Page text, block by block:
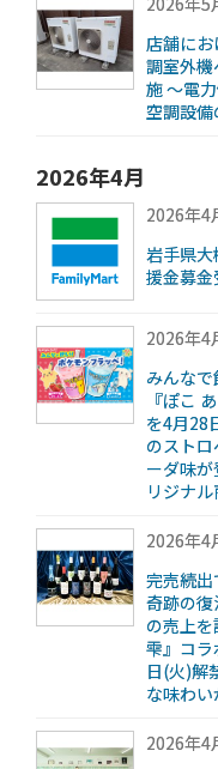
店舗にお
調室外
施 ～電
空調設
2026年4月
2026年4
岩手県大
援金募
2026年4
みんなで
『ぽこ
を4月28
のスト
ーダ味
リジナ
2026年4
完売続
奇跡の
の売上
雫』コ
日(火)解
な味わい
2026年4